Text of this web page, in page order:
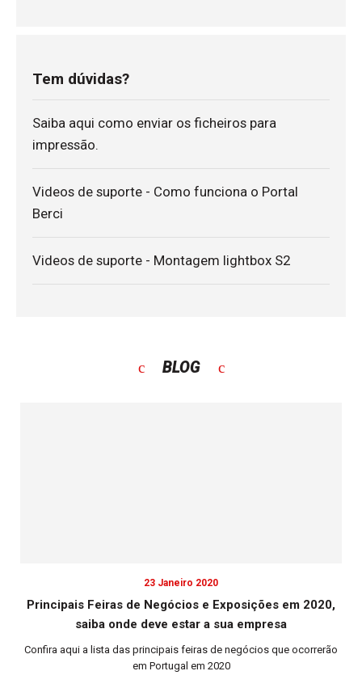
Tem dúvidas?
Saiba aqui como enviar os ficheiros para
impressão.
Videos de suporte - Como funciona o Portal
Berci
Videos de suporte - Montagem lightbox S2
BLOG
23 Janeiro 2020
Principais Feiras de Negócios e Exposições em 2020,
saiba onde deve estar a sua empresa
Confira aqui a lista das principais feiras de negócios que ocorrerão
em Portugal em 2020